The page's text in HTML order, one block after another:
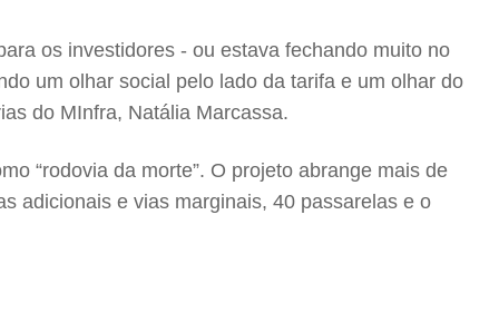
os investidores - ou estava fechando muito no
um olhar social pelo lado da tarifa e um olhar do
do MInfra, Natália Marcassa.
“rodovia da morte”. O projeto abrange mais de
adicionais e vias marginais, 40 passarelas e o